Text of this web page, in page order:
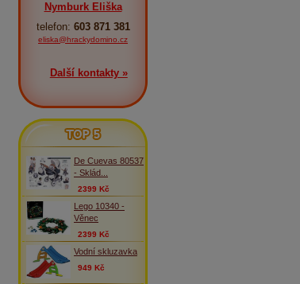
Nymburk Eliška
telefon: 603 871 381
eliska@hrackydomino.cz
Další kontakty »
TOP 5
De Cuevas 80537
- Sklád...
2399 Kč
Lego 10340 -
Věnec
2399 Kč
Vodní skluzavka
949 Kč